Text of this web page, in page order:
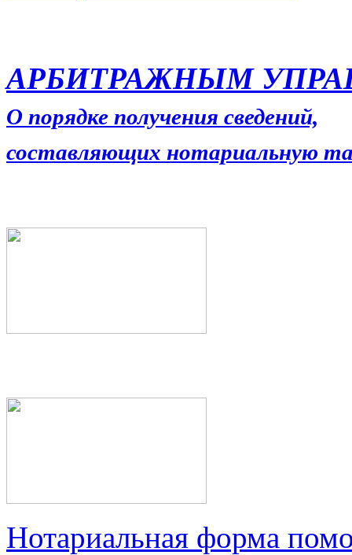
АРБИТРАЖНЫМ
О порядке получения сведений,
составляющих нотариальную
Нотариальная форма